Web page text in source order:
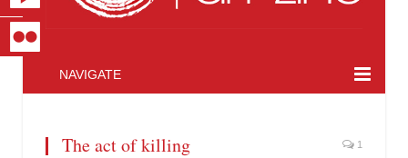
NAVIGATE
The act of killing 1